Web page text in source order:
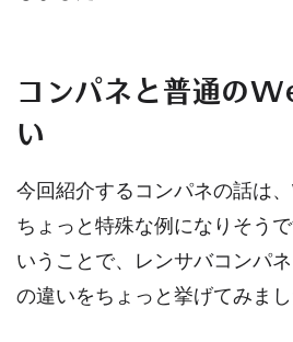
コンパネと普通の
い
今回紹介するコンパネの話は
ちょっと特殊な例になりそう
いうことで、レンサバコンパ
の違いをちょっと挙げてみまし